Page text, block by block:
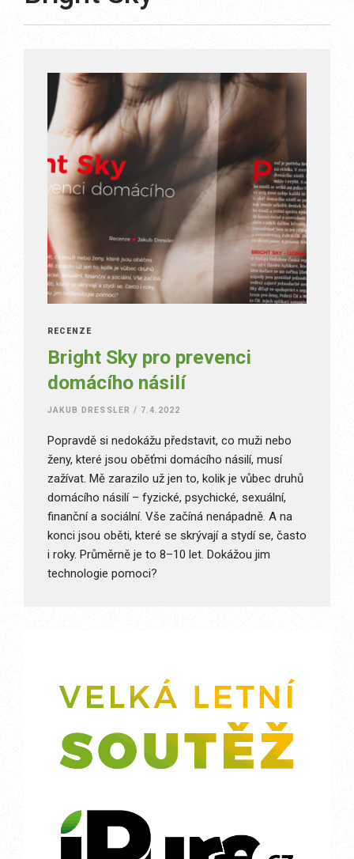
RECENZE
Bright Sky pro prevenci
domácího násilí
JAKUB DRESSLER / 7.4.2022
Popravdě si nedokážu představit, co muži nebo
ženy, které jsou oběťmi domácího násilí, musí
zažívat. Mě zarazilo už jen to, kolik je vůbec druhů
domácího násilí – fyzické, psychické, sexuální,
finanční a sociální. Vše začíná nenápadně. A na
konci jsou oběti, které se skrývají a stydí se, často
i roky. Průměrně je to 8–10 let. Dokážou jim
technologie pomoci?